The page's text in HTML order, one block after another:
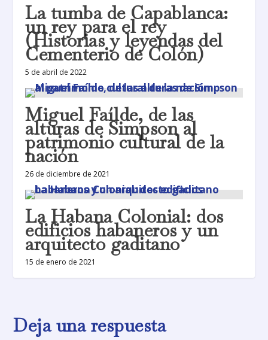
La tumba de Capablanca:
un rey para el rey
(Historias y leyendas del
Cementerio de Colón)
5 de abril de 2022
Miguel Faílde, de las
alturas de Simpson al
patrimonio cultural de la
nación
26 de diciembre de 2021
La Habana Colonial: dos
edificios habaneros y un
arquitecto gaditano
15 de enero de 2021
Deja una respuesta